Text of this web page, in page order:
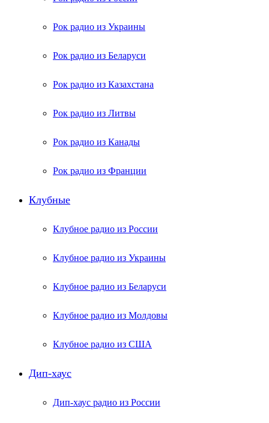
Рок радио из Украины
Рок радио из Беларуси
Рок радио из Казахстана
Рок радио из Литвы
Рок радио из Канады
Рок радио из Франции
Клубные
Клубное радио из России
Клубное радио из Украины
Клубное радио из Беларуси
Клубное радио из Молдовы
Клубное радио из США
Дип-хаус
Дип-хаус радио из России